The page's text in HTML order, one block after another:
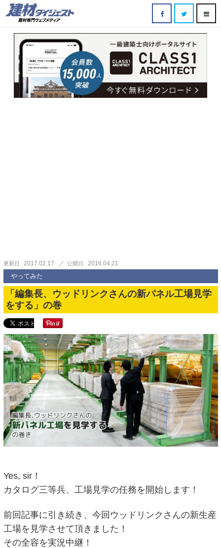
更新日 2017.02.17 公開日 2016.04.21
やってみた
「編集長、ウッドリンクさんの新パネル工場見学
をする」の巻
Yes, sir！
カタログ三等兵、工場見学の任務を開始します！
前回記事に引き続き、今回ウッドリンクさんの新生産
工場を見学させて頂きました！
その全容を実況中継！